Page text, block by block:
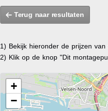
Terug naar resultaten
1) Bekijk hieronder de prijzen
2) Klik op de knop "Dit
+
−